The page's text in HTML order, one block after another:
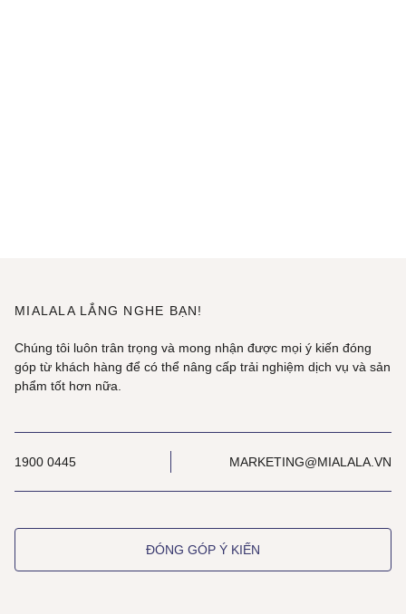
MIALALA LẮNG NGHE BẠN!
Chúng tôi luôn trân trọng và mong nhận được mọi ý kiến đóng
góp từ khách hàng để có thể nâng cấp trải nghiệm dịch vụ và sản
phẩm tốt hơn nữa.
1900 0445 MARKETING@MIALALA.VN
ĐÓNG GÓP Ý KIẾN